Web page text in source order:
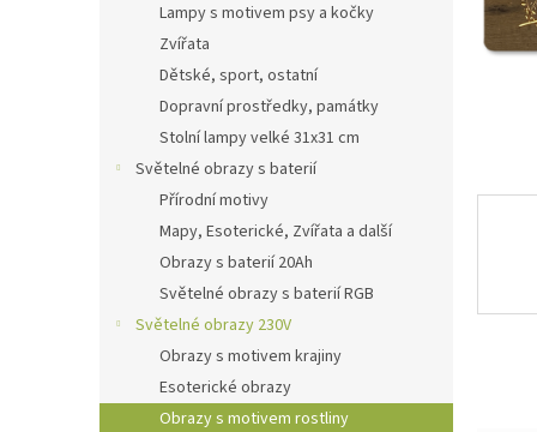
Lampy s motivem psy a kočky
Zvířata
Dětské, sport, ostatní
Dopravní prostředky, památky
Stolní lampy velké 31x31 cm
Světelné obrazy s baterií
Přírodní motivy
Mapy, Esoterické, Zvířata a další
Obrazy s baterií 20Ah
Světelné obrazy s baterií RGB
Světelné obrazy 230V
Obrazy s motivem krajiny
Esoterické obrazy
Obrazy s motivem rostliny